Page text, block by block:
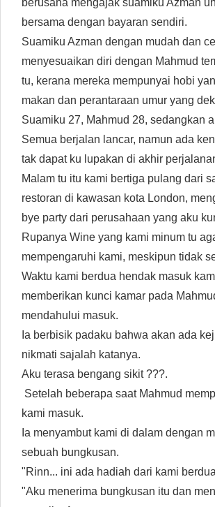
berusaha mengajak suamiku Azman
bersama dengan bayaran sendiri.
Suamiku Azman dengan mudah dan
menyesuaikan diri dengan Mahmud
tu, kerana mereka mempunyai hobi
makan dan perantaraan umur yang
Suamiku 27, Mahmud 28, sedangkan
Semua berjalan lancar, namun ada
tak dapat ku lupakan di akhir
Malam tu itu kami bertiga pulang dari
restoran di kawasan kota London,
bye party dari perusahaan yang aku
Rupanya Wine yang kami minum tu
mempengaruhi kami, meskipun tidak
Waktu kami berdua hendak masuk
memberikan kunci kamar pada
mendahului masuk.
Ia berbisik padaku bahwa akan ada
nikmati sajalah katanya.
Aku terasa bengang sikit ???.
Setelah beberapa saat Mahmud
kami masuk.
Ia menyambut kami di dalam dengan
sebuah bungkusan.
"Rinn... ini ada hadiah dari kami
"Aku menerima bungkusan itu dan